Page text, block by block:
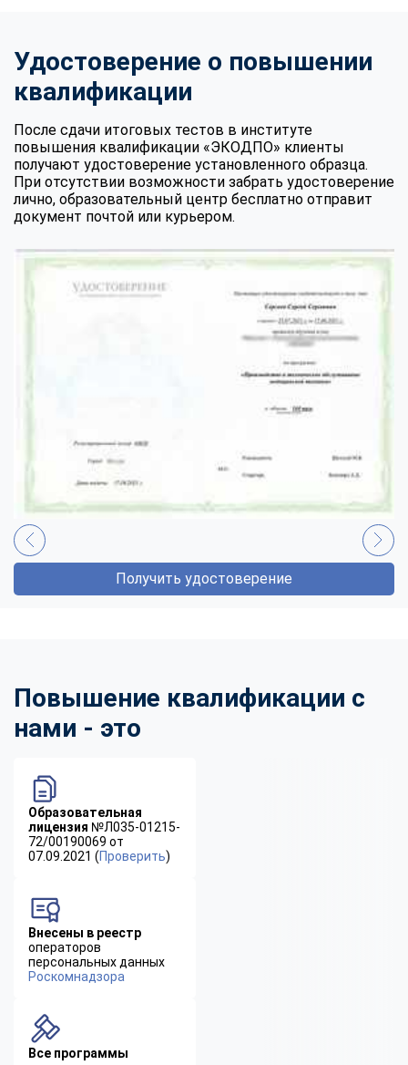
Удостоверение о повышении
квалификации
После сдачи итоговых тестов в институте
повышения квалификации «ЭКОДПО» клиенты
получают удостоверение установленного образца.
При отсутствии возможности забрать удостоверение
лично, образовательный центр бесплатно отправит
документ почтой или курьером.
Получить удостоверение
Повышение квалификации с
нами - это
Образовательная
лицензия №Л035-01215-
72/00190069 от
07.09.2021 (Проверить)
Внесены в реестр
операторов
персональных данных
Роскомнадзора
Все программы